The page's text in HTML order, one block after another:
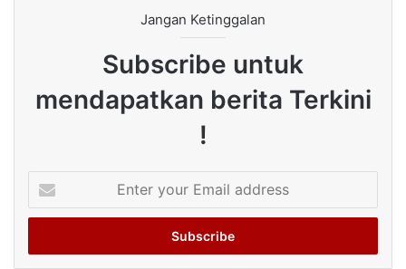
Jangan Ketinggalan
Subscribe untuk
mendapatkan berita Terkini
!
your
Email